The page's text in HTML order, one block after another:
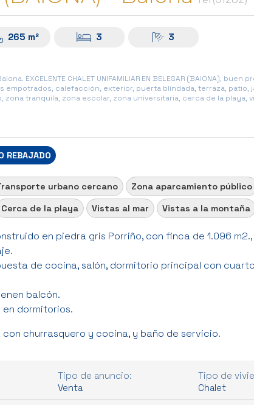
265 m² 3 3
EXCELENTE CHALET UNIFAMILIAR EN BELESAR (BAIONA),
empotrados, calefacción, exterior, puerta blindada, terraza,
tranquila, zona escolar, zona universitaria, cerca de la playa,
REBAJADO
urbano cercano Zona aparcamiento público
Cerca de la playa Vistas al mar Vistas a la montaña
en piedra gris Porriño, con finca de 1.096
de cocina, salón, dormitorio principal con
balcón.
dormitorios.
churrasquero y cocina, y baño de servicio.
Tipo de anuncio:
Venta
Tipo de
Chalet